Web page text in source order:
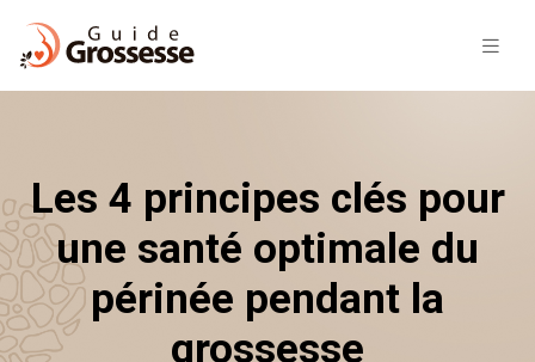
Les 4 principes clés pour
une santé optimale du
périnée pendant la
grossesse